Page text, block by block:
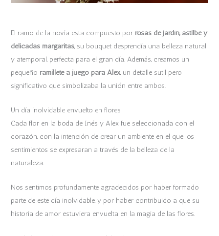
El ramo de la novia esta compuesto por rosas de jardín, astilbe y
delicadas margaritas, su bouquet desprendía una belleza natural
y atemporal, perfecta para el gran día. Además, creamos un
pequeño ramillete a juego para Alex,un detalle sutil pero
significativo que simbolizaba la unión entre ambos.
Un día inolvidable envuelto en flores
Cada flor en la boda de Inés y Alex fue seleccionada con el
corazón, con la intención de crear un ambiente en el que los
sentimientos se expresaran a través de la belleza de la
naturaleza.
Nos sentimos profundamente agradecidos por haber formado
parte de este día inolvidable, y por haber contribuido a que su
historia de amor estuviera envuelta en la magia de las flores.